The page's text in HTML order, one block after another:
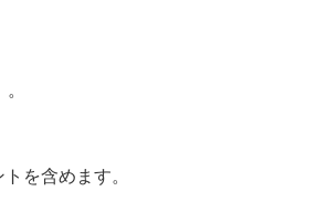
を含めます。